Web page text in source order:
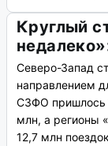
Круглый
Северо-Запад
направлением
СЗФО пришлось
млн, а регионы
12,7 млн